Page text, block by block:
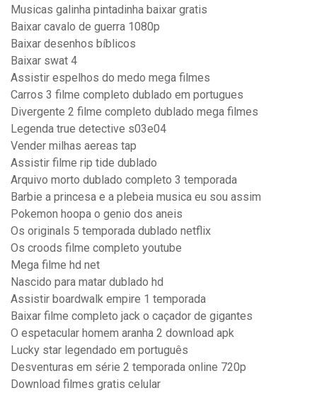
Musicas galinha pintadinha baixar gratis
Baixar cavalo de guerra 1080p
Baixar desenhos bíblicos
Baixar swat 4
Assistir espelhos do medo mega filmes
Carros 3 filme completo dublado em portugues
Divergente 2 filme completo dublado mega filmes
Legenda true detective s03e04
Vender milhas aereas tap
Assistir filme rip tide dublado
Arquivo morto dublado completo 3 temporada
Barbie a princesa e a plebeia musica eu sou assim
Pokemon hoopa o genio dos aneis
Os originals 5 temporada dublado netflix
Os croods filme completo youtube
Mega filme hd net
Nascido para matar dublado hd
Assistir boardwalk empire 1 temporada
Baixar filme completo jack o caçador de gigantes
O espetacular homem aranha 2 download apk
Lucky star legendado em português
Desventuras em série 2 temporada online 720p
Download filmes gratis celular